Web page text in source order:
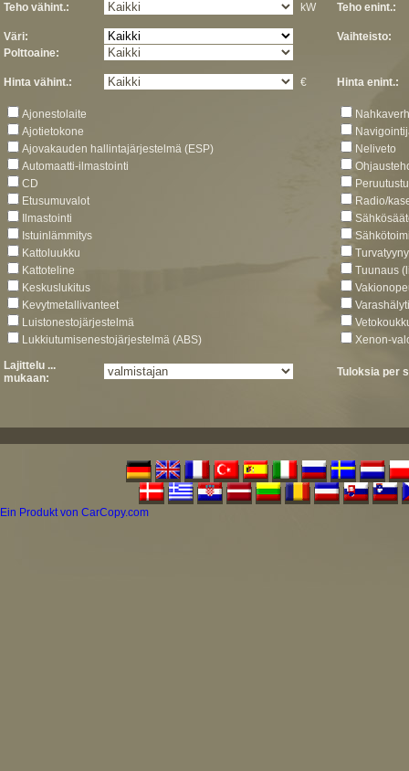
Teho vähint.:
kW Teho enint.:
Väri:
Vaihteisto:
Polttoaine:
Hinta vähint.: € Hinta enint.:
Ajonestolaite
Ajotietokone
Ajovakauden hallintajärjestelmä (ESP)
Automaatti-ilmastointi
CD
Etusumuvalot
Ilmastointi
Istuinlämmitys
Kattoluukku
Kattoteline
Keskuslukitus
Kevytmetallivanteet
Luistonestojärjestelmä
Lukkiutumisenestojärjestelmä (ABS)
Neliveto
Radio/
Tuunaus
Xenon-
Lajittelu ...
mukaan:
Tuloksia per
Ein Produkt von CarCopy.com